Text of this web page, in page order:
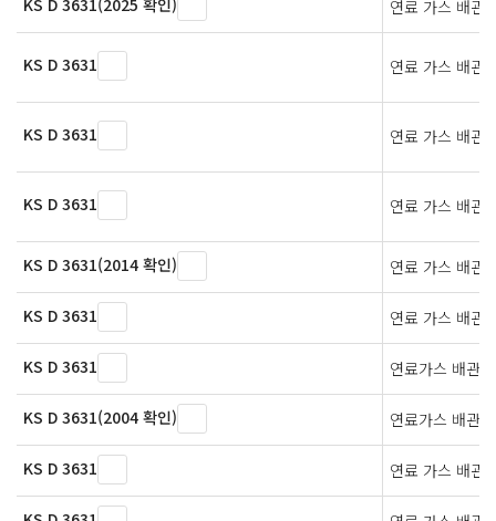
연료 가스 배관
KS D 3631 연료 가스 배관
KS D 3631 연료 가스 배관
KS D 3631 연료 가스 배관
KS D 3631(2014 확인) 연료 가스 배관
KS D 3631 연료 가스 배관
KS D 3631 연료가스 배관
KS D 3631(2004 확인) 연료가스 배관
KS D 3631 연료 가스 배관